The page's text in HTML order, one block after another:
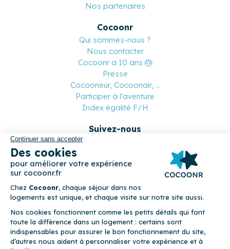
Nos partenaires
Cocoonr
Qui sommes-nous ?
Nous contacter
Cocoonr a 10 ans 🎂
Presse
Cocooneur, Cocoonair, ...
Participer à l'aventure
Index égalité F/H
Suivez-nous